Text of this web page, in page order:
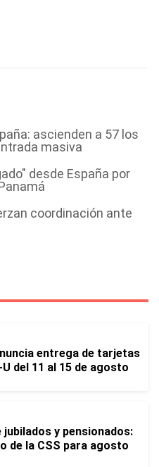
ascienden a 57 los
masiva
desde España por
coordinación ante
entrega de tarjetas
U del 11 al 15 de agosto
jubilados y pensionados:
de la CSS para agosto